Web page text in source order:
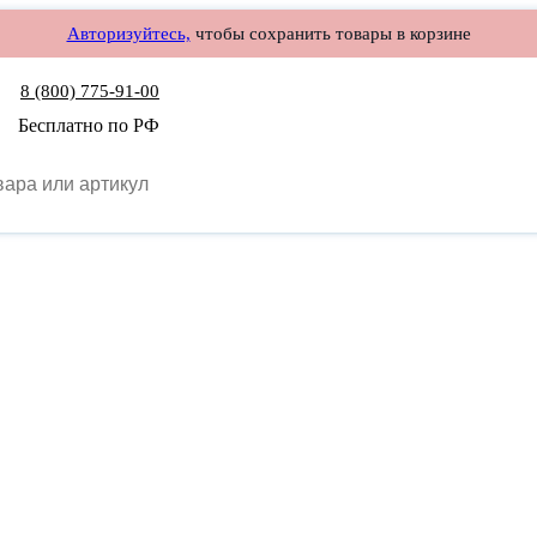
Авторизуйтесь, чтобы сохранить товары в корзине
8 (800) 775-91-00
Бесплатно по РФ